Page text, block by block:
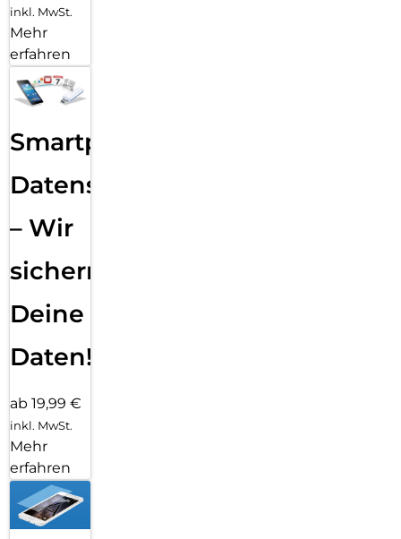
inkl. MwSt.
Mehr
erfahren
Smartphone
Datensicherung
– Wir
sichern
Deine
Daten!
ab 19,99 €
inkl. MwSt.
Mehr
erfahren